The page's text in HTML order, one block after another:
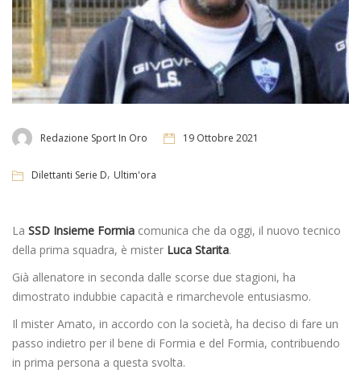
Redazione Sport In Oro 19 Ottobre 2021
Dilettanti Serie D, Ultim'ora
La SSD Insieme Formia comunica che da oggi, il nuovo tecnico
della prima squadra, è mister Luca Starita.
Già allenatore in seconda dalle scorse due stagioni, ha
dimostrato indubbie capacità e rimarchevole entusiasmo.
Il mister Amato, in accordo con la società, ha deciso di fare un
passo indietro per il bene di Formia e del Formia, contribuendo
in prima persona a questa svolta.